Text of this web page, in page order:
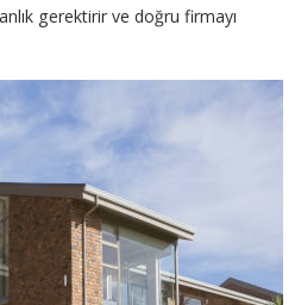
gerektirir ve doğru firmayı